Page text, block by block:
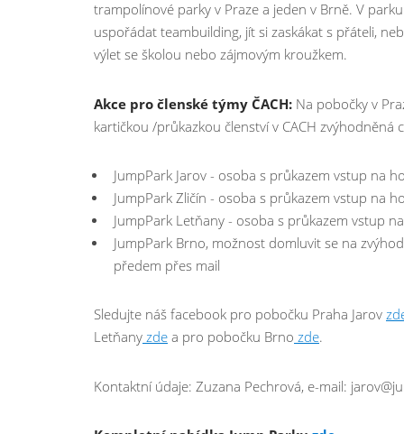
trampolínové parky v Praze a jeden v Brně. V
uspořádat teambuilding, jít si zaskákat s přáteli,
výlet se školou nebo zájmovým kroužkem.
Akce pro členské týmy ČACH: Na pobočky v
kartičkou /průkazkou členství v CACH zvýhodněná
JumpPark Jarov - osoba s průkazem vstup na
JumpPark Zličín - osoba s průkazem vstup na
JumpPark Letňany - osoba s průkazem vstup
JumpPark Brno, možnost domluvit se na
předem přes mail
Sledujte náš facebook pro pobočku Praha Jarov
Letňany zde a pro pobočku Brno zde.
Kontaktní údaje: Zuzana Pechrová, e-mail: